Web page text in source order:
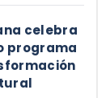
celebra
programa